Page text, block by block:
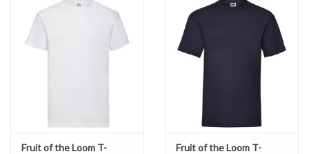
producten'
HIER voor uitgebreide maten tabellen van alle merken.
Fruit of the Loom T-
Fruit of the Loom T-